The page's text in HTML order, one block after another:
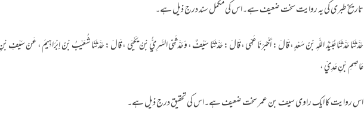
تاریخ طبری کی یہ روایت سخت ضعیف ہے۔اس کی مکمل سند درج ذیل ہے۔
حَدَّثَنَا حَدَّثَنَا عُبَيْدُ اللَّهِ بْنُ سَعْدٍ ، قَالَ : أَخْبَرَنَا عَمِّي ، قَالَ : حَدَّثَنَا سَيْفٌ ، وَحَدَّثَنِي السَّرِيُّ بْنُ يَحْيَى ، قَالَ : حَدَّثَنَا شُعَيْبُ بْنُ إِبْرَاهِيمَ ، عَنْ
عَاصِمِ بْنِ عَدِيٍّ ،
اس روایت کا ایک راوی سیف بن عمر سخت ضعیف ہے۔اس کی تحقیق درج ذیل ہے۔